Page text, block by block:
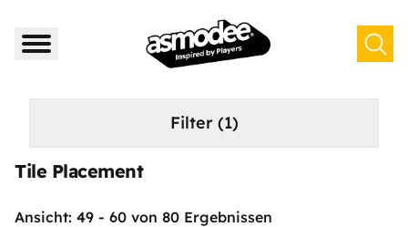
Filter (1)
Tile Placement
Ansicht: 49 - 60 von 80 Ergebnissen